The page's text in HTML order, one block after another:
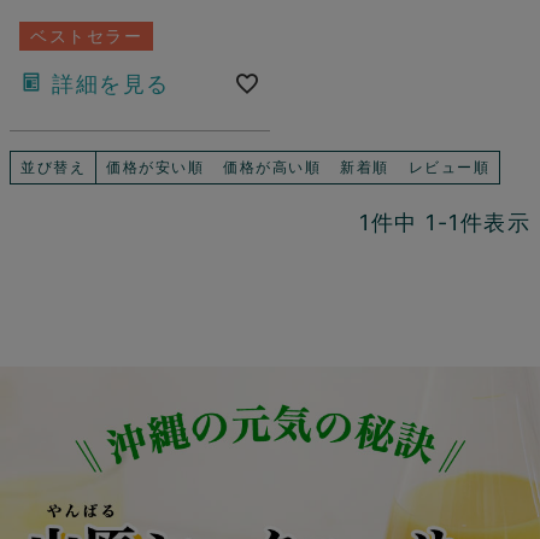
ベストセラー
詳細を見る
並び替え 価格が安い順 価格が高い順 新着順 レビュー順
1件中 1 -1件表示